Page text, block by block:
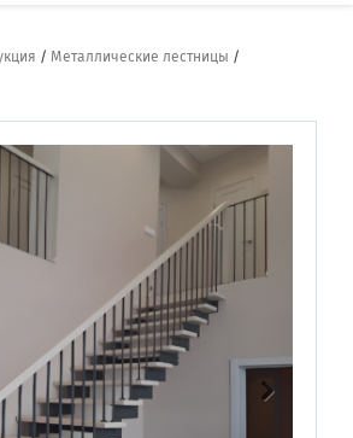
/ Металлические лестницы /